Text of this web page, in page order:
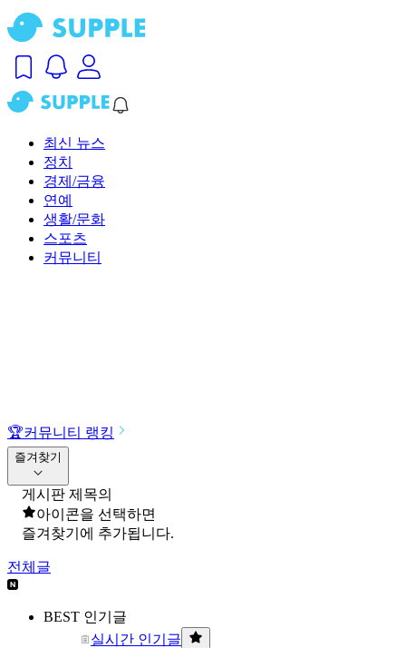
최신 뉴스
정치
경제/금융
연예
생활/문화
스포츠
커뮤니티
🏆커뮤니티 랭킹
즐겨찾기
게시판 제목의
아이콘을 선택하면
즐겨찾기에 추가됩니다.
전체글
BEST 인기글
실시간 인기글